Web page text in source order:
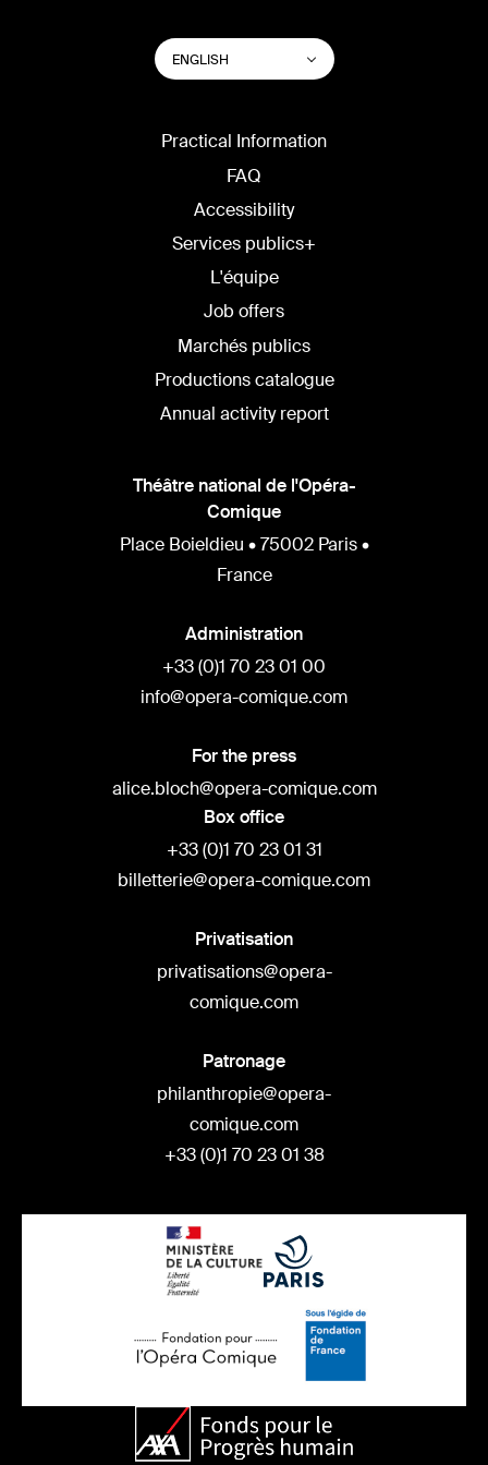
SWITCH
WEBSITE
LANGUAGE
ENGLISH List additional actions
Practical Information
FAQ
Accessibility
Services publics+
L'équipe
Job offers
Marchés publics
Productions catalogue
Annual activity report
Théâtre national de l'Opéra-
Comique
Place Boieldieu • 75002 Paris •
France
Administration
+33 (0)1 70 23 01 00
info@opera-comique.com
For the press
alice.bloch@opera-comique.com
Box office
+33 (0)1 70 23 01 31
billetterie@opera-comique.com
Privatisation
privatisations@opera-
comique.com
Patronage
philanthropie@opera-
comique.com
+33 (0)1 70 23 01 38